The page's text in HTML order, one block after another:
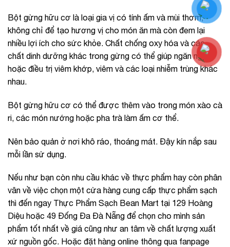
Bột gừng hữu cơ là loại gia vị có tính ấm và mùi thơm,
không chỉ để tạo hương vị cho món ăn mà còn đem lại
nhiều lợi ích cho sức khỏe. Chất chống oxy hóa và các
chất dinh dưỡng khác trong gừng có thể giúp ngăn ngừa
hoặc điều trị viêm khớp, viêm và các loại nhiễm trùng khác
nhau.
Bột gừng hữu cơ có thể được thêm vào trong món xào cà
ri, các món nướng hoặc pha trà làm ấm cơ thể.
Nên bảo quản ở nơi khô ráo, thoáng mát. Đậy kín nắp sau
mỗi lần sử dụng.
Nếu như bạn còn nhu cầu khác về thực phẩm hay còn phân
vân về việc chọn một cửa hàng cung cấp thực phẩm sạch
thì đến ngay Thực Phẩm Sạch Bean Mart tại 129 Hoàng
Diệu hoặc 49 Đống Đa Đà Nẵng để chọn cho mình sản
phẩm tốt nhất về giá cũng như an tâm về chất lượng xuất
xứ nguồn gốc. Hoặc đặt hàng online thông qua fanpage